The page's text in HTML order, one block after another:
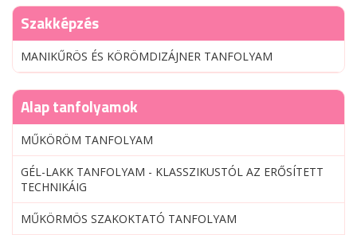
Szakképzés
MANIKŰRÖS ÉS KÖRÖMDIZÁJNER TANFOLYAM
Alap tanfolyamok
MŰKÖRÖM TANFOLYAM
GÉL-LAKK TANFOLYAM - KLASSZIKUSTÓL AZ ERŐSÍTETT
TECHNIKÁIG
MŰKÖRMÖS SZAKOKTATÓ TANFOLYAM